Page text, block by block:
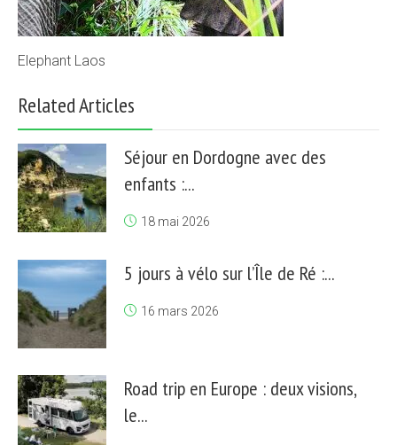
Elephant Laos
Related Articles
Séjour en Dordogne avec des
enfants :...
18 mai 2026
5 jours à vélo sur l’Île de Ré :...
16 mars 2026
Road trip en Europe : deux visions,
le...